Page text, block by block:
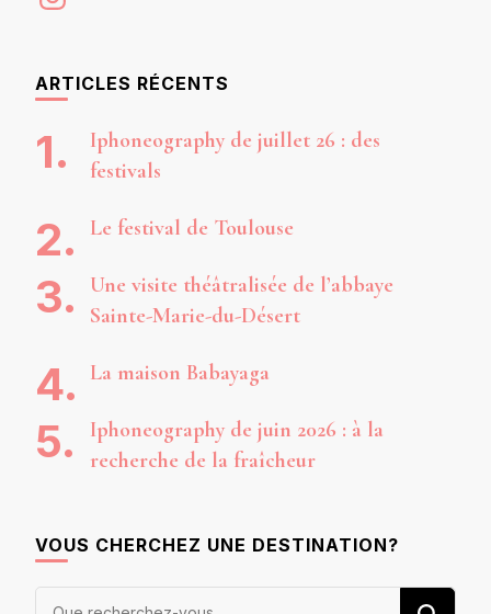
ARTICLES RÉCENTS
Iphoneography de juillet 26 : des
festivals
Le festival de Toulouse
Une visite théâtralisée de l’abbaye
Sainte-Marie-du-Désert
La maison Babayaga
Iphoneography de juin 2026 : à la
recherche de la fraîcheur
VOUS CHERCHEZ UNE DESTINATION?
Vous